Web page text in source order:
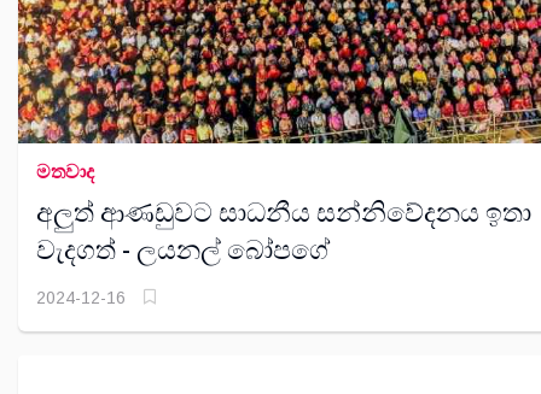
මතවාද
අලුත් ආණඩුවට සාධනීය සන්නිවේදනය ඉතා
වැදගත් - ලයනල් බෝපගේ
2024-12-16